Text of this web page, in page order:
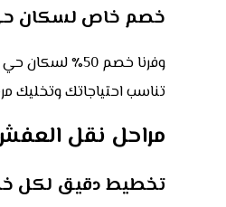
خصم خاص لسكان حي
وفرنا خصم
تناسب احتياجاتك وتخليك مرتاح. كل اللي عليك
مراحل نقل
تخطيط دقيق لكل